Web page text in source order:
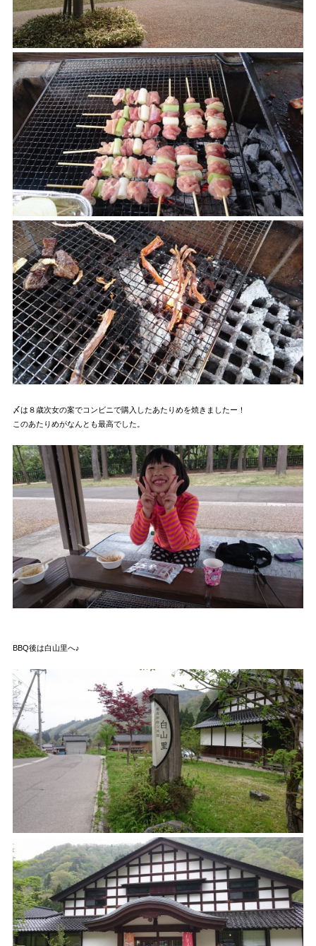
〆は８歳次女の案でコンビニで購入したあたりめを焼きましたー！
このあたりめがなんとも最高でした。
BBQ後は白山里へ♪